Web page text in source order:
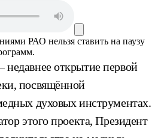
РАО нельзя ставить на паузу
открытие первой
посвящённой
духовых инструментах.
этого проекта, Президент